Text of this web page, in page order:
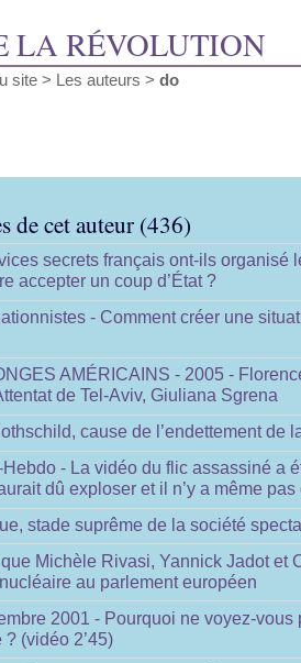
LA RÉVOLUTION
site > Les auteurs > do
de cet auteur (436)
secrets français ont-ils organisé
accepter un coup d’État ?
- Comment créer une
AMÉRICAINS - 2005 -
de Tel-Aviv, Giuliana Sgrena
cause de l’endettement de
- La vidéo du flic assassiné a
dû exploser et il n’y a même pas
stade suprême de la société
Michèle Rivasi, Yannick Jadot et
au parlement européen
2001 - Pourquoi ne voyez-vous
(vidéo 2’45)